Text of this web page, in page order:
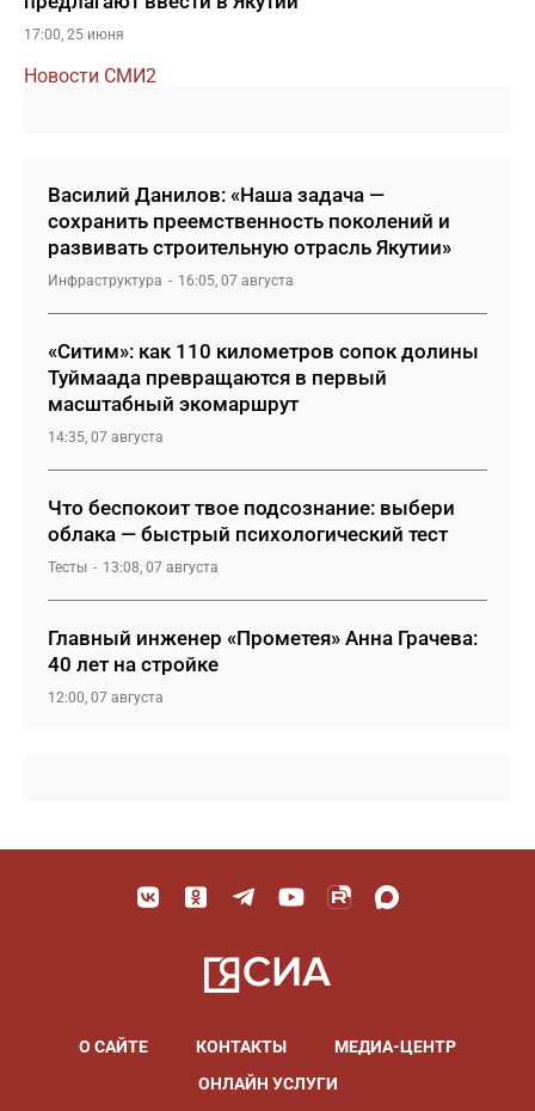
17:00, 25 июня
Новости СМИ2
Василий Данилов: «Наша задача —
сохранить преемственность поколений и
развивать строительную отрасль Якутии»
Инфраструктура 16:05, 07 августа
«Ситим»: как 110 километров сопок долины
Туймаада превращаются в первый
масштабный экомаршрут
14:35, 07 августа
Что беспокоит твое подсознание: выбери
облака — быстрый психологический тест
Тесты 13:08, 07 августа
Главный инженер «Прометея» Анна Грачева:
40 лет на стройке
12:00, 07 августа
О САЙТЕ КОНТАКТЫ
МЕДИА-ЦЕНТР
ОНЛАЙН УСЛУГИ